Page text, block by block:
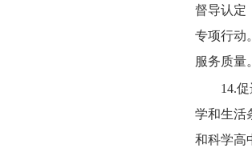
督导认定
专项行动
服务质量
14.
学和生活
和科学高